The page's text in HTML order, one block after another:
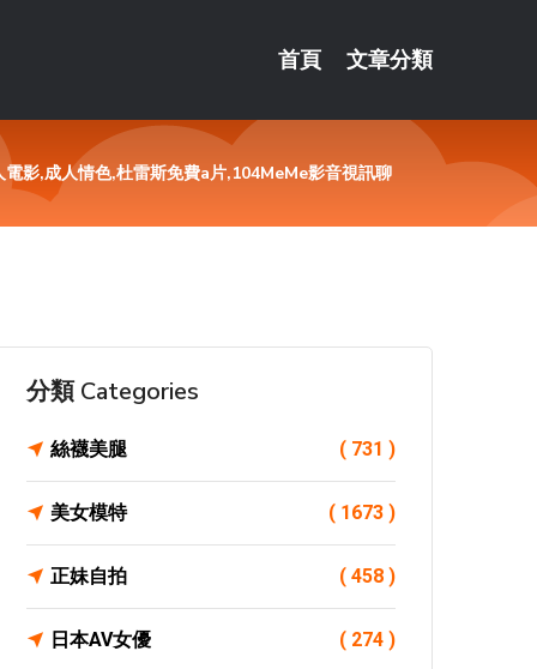
首頁 文章分類
影,成人情色,杜雷斯免費a片,104MeMe影音視訊聊
分類 Categories
絲襪美腿 ( 731 )
美女模特 ( 1673 )
正妹自拍 ( 458 )
日本AV女優 ( 274 )